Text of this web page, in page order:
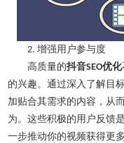
2.增强用户参与度
高质量的抖音SEO优化
的兴趣。通过深入了解目
加贴合其需求的内容，从
为。这些积极的用户反馈
一步推动你的视频获得更